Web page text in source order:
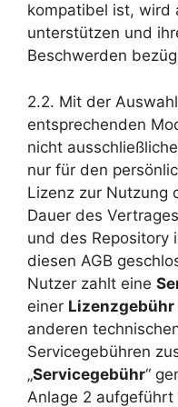
kompatibel ist, wird
unterstützen und
Beschwerden
2.2. Mit der
entsprechenden
nicht
nur für den
Lizenz zur Nutzung
Dauer des
und des Repository
diesen AGB
Nutzer zahlt eine
einer Lizenzgebühr
anderen
Servicegebühren
„Servicegebühr“
Anlage 2 aufgeführt